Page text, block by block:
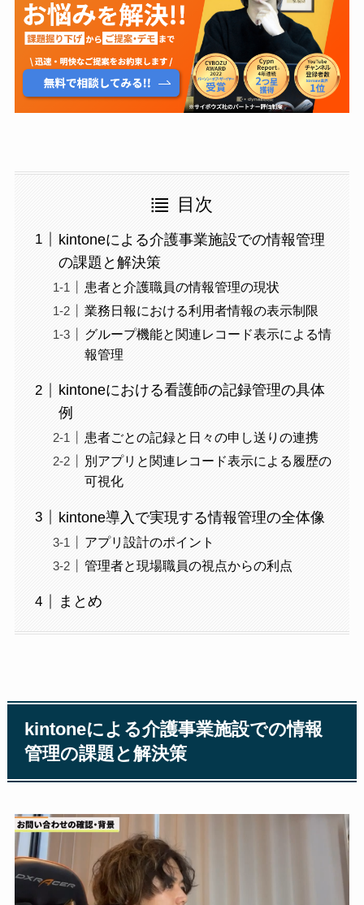
目次
kintoneによる介護事業施設での情報管理
の課題と解決策
患者と介護職員の情報管理の現状
業務日報における利用者情報の表示制限
グループ機能と関連レコード表示による情
報管理
kintoneにおける看護師の記録管理の具体
例
患者ごとの記録と日々の申し送りの連携
別アプリと関連レコード表示による履歴の
可視化
kintone導入で実現する情報管理の全体像
アプリ設計のポイント
管理者と現場職員の視点からの利点
まとめ
kintoneによる介護事業施設での情報
管理の課題と解決策